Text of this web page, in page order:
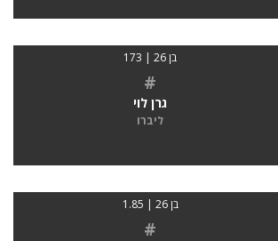
בן 26 | 173
#
גרן לוי
ליברו
בן 26 | 1.85
#